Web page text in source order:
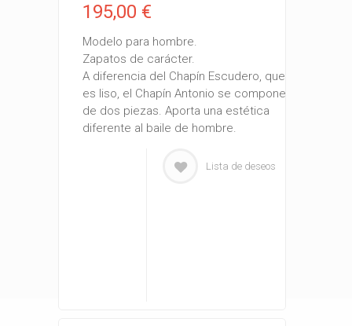
195,00 €
Modelo para hombre.
Zapatos de carácter.
A diferencia del Chapín Escudero, que
es liso, el Chapín Antonio se compone
de dos piezas. Aporta una estética
diferente al baile de hombre.
Lista de deseos